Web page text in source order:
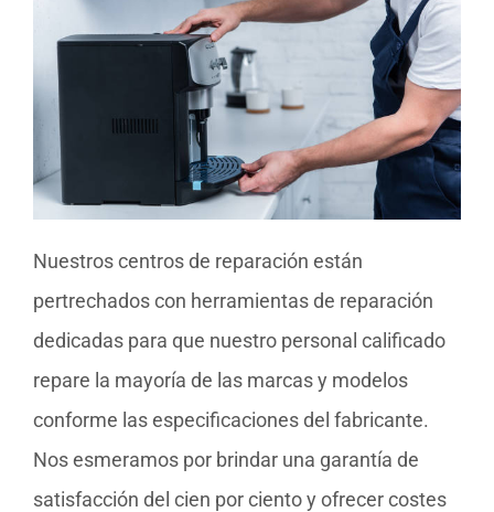
Nuestros centros de reparación están
pertrechados con herramientas de reparación
dedicadas para que nuestro personal calificado
repare la mayoría de las marcas y modelos
conforme las especificaciones del fabricante.
Nos esmeramos por brindar una garantía de
satisfacción del cien por ciento y ofrecer costes